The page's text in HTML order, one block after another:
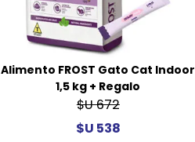
Alimento FROST Gato Cat Indoor
1,5 kg + Regalo
$U 672
$U 538